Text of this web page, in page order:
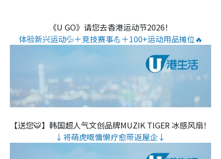
《U GO》请您去香港运动节2026！
体验新兴运动💦＋竞技赛事💪＋100+运动用品摊位🔥
【送您🐯】韩国超人气文创品牌MUZIK TIGER 冰感风扇！
↓将萌虎嘅慵懒疗愈带返屋企↓